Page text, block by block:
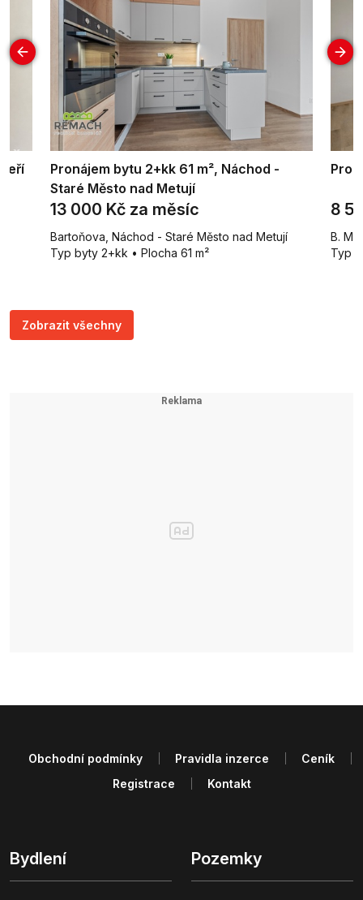
Pronájem bytu 2+kk 61 m², Náchod -
Staré Město nad Metují
13 000 Kč za měsíc
Bartoňova, Náchod - Staré Město nad Metují
Typ byty 2+kk • Plocha 61 m²
8
B.
Typ
Zobrazit všechny
Bydlení Pozemky
Obchodní podmínky Pravidla inzerce
Ceník
Registrace
Kontakt